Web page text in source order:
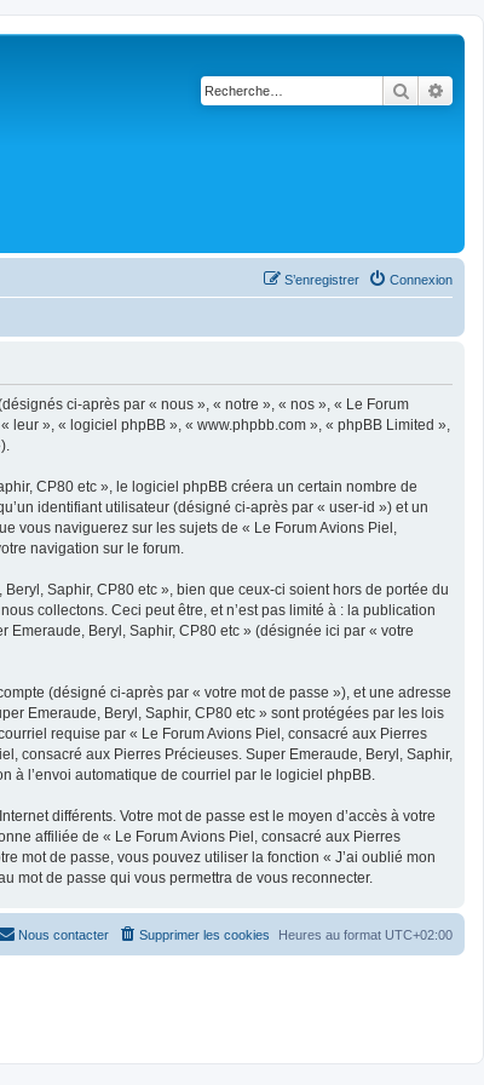
Connexion
S’enregistrer
ci-après par « nous », « notre », « nos », « Le Forum
leur », « logiciel phpBB », « www.phpbb.com », « phpBB Limited »,
CP80 etc », le logiciel phpBB créera un certain nombre de
identifiant utilisateur (désigné ci-après par « user-id ») et un
vous naviguerez sur les sujets de « Le Forum Avions Piel,
navigation sur le forum.
Saphir, CP80 etc », bien que ceux-ci soient hors de portée du
collectons. Ceci peut être, et n’est pas limité à : la publication
Emeraude, Beryl, Saphir, CP80 etc » (désignée ici par « votre
(désigné ci-après par « votre mot de passe »), et une adresse
Emeraude, Beryl, Saphir, CP80 etc » sont protégées par les lois
requise par « Le Forum Avions Piel, consacré aux Pierres
consacré aux Pierres Précieuses. Super Emeraude, Beryl, Saphir,
à l’envoi automatique de courriel par le logiciel phpBB.
différents. Votre mot de passe est le moyen d’accès à votre
affiliée de « Le Forum Avions Piel, consacré aux Pierres
mot de passe, vous pouvez utiliser la fonction « J’ai oublié mon
mot de passe qui vous permettra de vous reconnecter.
Heures au format UTC+02:00
Supprimer les cookies
Nous contacter